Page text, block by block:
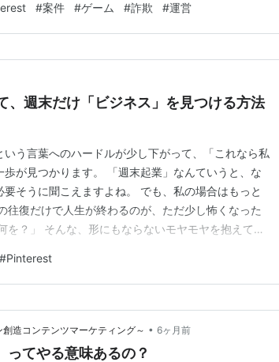
#案件 #ゲーム #詐欺 #運営
、週末だけ「ビジネス」を見つける方法
う言葉へのハードルが少し下がって、「これなら私
が見つかります。 「週末起業」なんていうと、な
そうに聞こえますよね。 でも、私の場合はもっと
往復だけで人生が終わるのが、ただ少し怖くなった
を？」 そんな、形にもならないモヤモヤを抱えてい
出したら「Google」と「YouTube」に切り替える
…
#Pinterest
造コンテンツマーケティング～ • 6ヶ月前
てやる意味あるの？